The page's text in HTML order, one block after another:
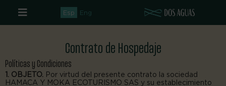
contenido
Esp Eng
Contrato de Hospedaje
Políticas y Condiciones
1. OBJETO. Por virtud del presente contrato la sociedad
HAMACA Y MOKA ECOTURISMO SAS y su establecimiento